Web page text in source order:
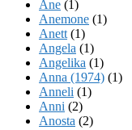
Ane (1)
Anemone (1)
Anett (1)
Angela (1)
Angelika (1)
Anna (1974) (1)
Anneli (1)
Anni (2)
Anosta (2)